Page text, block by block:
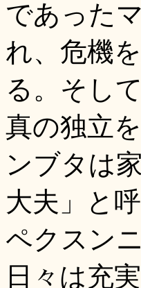
であった
れ、危機
る。そし
真の独立
ンブタは
大夫」と
ペクスン
日々は充